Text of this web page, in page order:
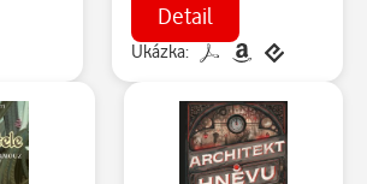
Detail
Ukázka: